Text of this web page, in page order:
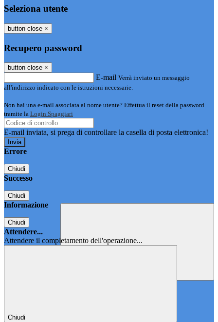
Seleziona utente
button close ×
Recupero password
button close ×
E-mail Verrà inviato un messaggio
all'indirizzo indicato con le istruzioni necessarie.
Non hai una e-mail associata al nome utente? Effettua il reset della password
tramite la Login Spaggiari
E-mail inviata, si prega di controllare la casella di posta elettronica!
Errore
Chiudi
Successo
Chiudi
Informazione
Chiudi
Attendere...
Attendere il completamento dell'operazione...
Chiudi